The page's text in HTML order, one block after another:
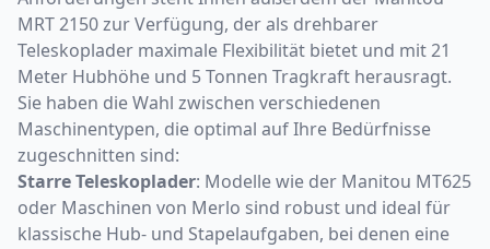
MRT 2150 zur Verfügung, der als drehbarer
Teleskoplader maximale Flexibilität bietet und mit 21
Meter Hubhöhe und 5 Tonnen Tragkraft herausragt.
Sie haben die Wahl zwischen verschiedenen
Maschinentypen, die optimal auf Ihre Bedürfnisse
zugeschnitten sind:
Starre Teleskoplader: Modelle wie der Manitou MT625
oder Maschinen von Merlo sind robust und ideal für
klassische Hub- und Stapelaufgaben, bei denen eine